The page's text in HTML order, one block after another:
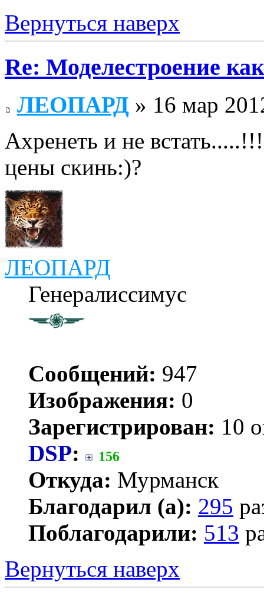
Вернуться наверх
Re: Моделестроение
ЛЕОПАРД » 16 мар
Ахренеть и не
цены скинь:)?
ЛЕОПАРД
Генералиссимус
Сообщений: 947
Изображения: 0
Зарегистрирован: 10
DSP: 156
Откуда: Мурманск
Благодарил (а): 295
Поблагодарили: 513
Вернуться наверх